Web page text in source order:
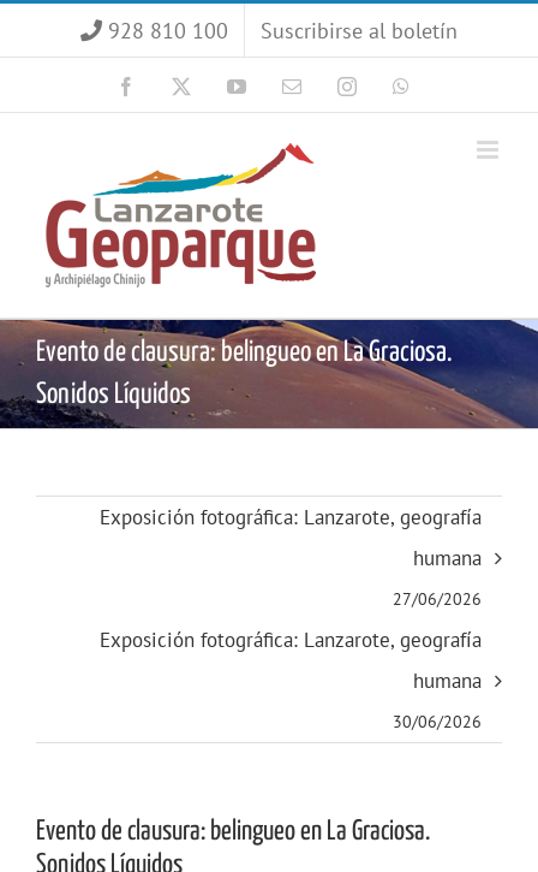
928 810 100 Suscribirse al boletín
Facebook YouTubeCorreoInstagram
Evento de clausura: belingueo en La Graciosa.
Sonidos Líquidos
Exposición fotográfica: Lanzarote, geografía
humana
27/06/2026
Exposición fotográfica: Lanzarote, geografía
humana
30/06/2026
Evento de clausura: belingueo en La Graciosa.
Sonidos Líquidos